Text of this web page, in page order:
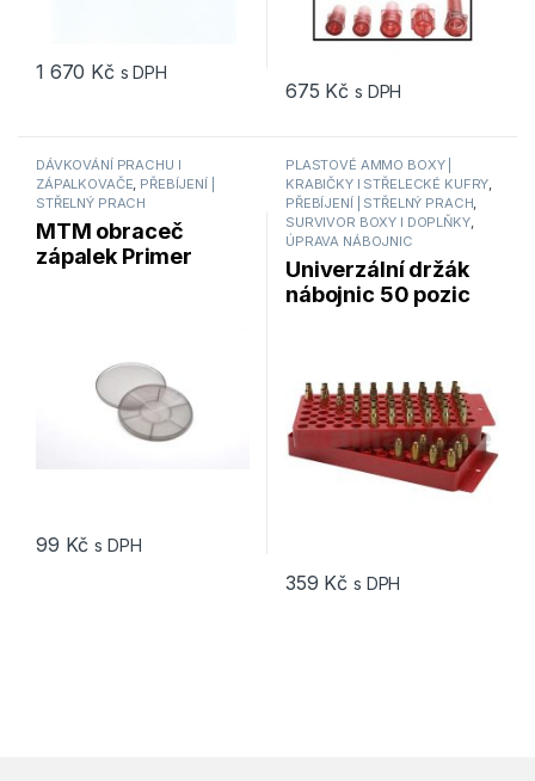
1 670 Kč s DPH
675 Kč s DPH
DÁVKOVÁNÍ PRACHU I
ZÁPALKOVAČE, PŘEBÍJENÍ |
STŘELNÝ PRACH
MTM obraceč
zápalek Primer
99 Kč s DPH
PLASTOVÉ AMMO BOXY |
KRABIČKY I STŘELECKÉ KUFRY,
PŘEBÍJENÍ | STŘELNÝ PRACH,
SURVIVOR BOXY I DOPLŇKY,
ÚPRAVA NÁBOJNIC
Univerzální držák
nábojnic 50 pozic
359 Kč s DPH